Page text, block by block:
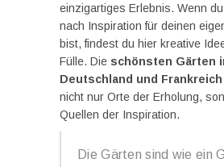
einzigartiges Erlebnis. Wenn
nach Inspiration für deinen
bist, findest du hier kreative
Fülle. Die schönsten Gärten
Deutschland und Frankreich
nicht nur Orte der Erholung,
Quellen der Inspiration.
Die Gärten sind wie ein